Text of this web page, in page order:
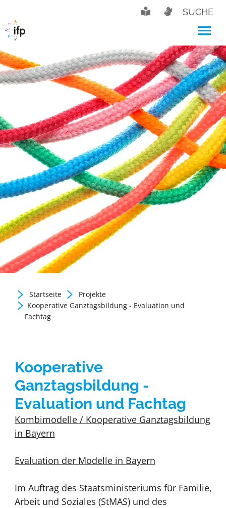
SUCHE
Zurück zur Newsübersicht
Startseite
Projekte
Kooperative Ganztagsbildung - Evaluation und
Fachtag
Kooperative
Ganztagsbildung -
Evaluation und Fachtag
Kombimodelle / Kooperative Ganztagsbildung
in Bayern
Evaluation der Modelle in Bayern
Im Auftrag des Staatsministeriums für Familie,
Arbeit und Soziales (StMAS) und des